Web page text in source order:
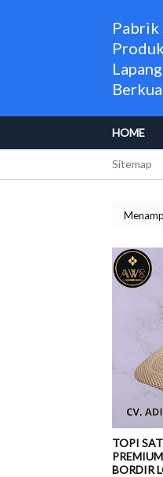
Pabrik
HOME
Sitemap
TOPI
BORDIR